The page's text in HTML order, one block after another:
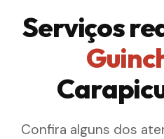
Serviços
Confira alguns dos